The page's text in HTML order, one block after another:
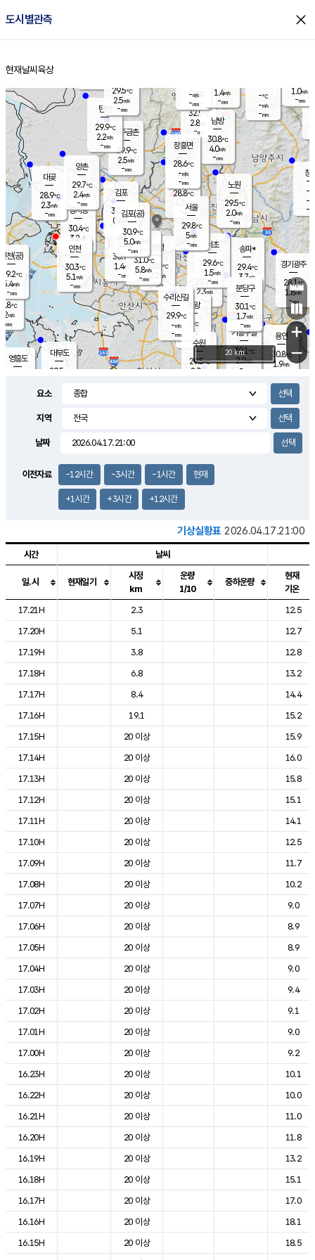
도시별관측 close
홈
현재날씨 육상
의도
℃
m/s
mm
영흥도
양주
32.9℃
2.8
-mm
과천
29.1℃
2.3m/s
- mm
용인
30.8℃
1.9m/s
경기광주
28.1℃
1.8m/s
-mm
3.7m/s
대부도
29.5
경서동
30.4℃
3.2 m/s
-mm
파주금촌
29.9℃
2.5m/s
-mm
-℃
-m/s
-mm
대곶
28.9℃
2.3m/s
-mm
창
-
-m/
-
탄현
29.9℃
2.2m/s
-mm
1.0m/s
-mm
의왕
- ℃
m/s
mm
김포
30.6℃
0.6 m/s
mm
광명
30.6 ℃
2.2 m/s
-mm
부천
30.9℃
1.4m/s
-mm
양촌
29.7℃
2.4m/s
-mm
구로
31.0℃
5.8m/s
-mm
은평
28.8℃
4.3 m/s
- mm
노원
29.5℃
2.0m/s
-mm
송파*
29.4℃
3.7m/s
-mm
서초
29.6℃
1.5m/s
-mm
남방
30.8℃
4.0m/s
-mm
기흥구갈
30.1℃
2.9m/s
-
수리산길
29.9℃
-m/s
-mm
분당구
30.1℃
1.7m/s
-mm
장흥면
28.6℃
-m/s
-mm
-m/s
-mm
인천(공)
29.2℃
5.4m/s
-mm
김포(공)
30.9℃
5.0m/s
-mm
수원
29.5℃
2.7 m/s
인천
30.3℃
5.1 m/s
-mm
서울
29.8℃
5m/s
-mm
29.5℃
2.5m/s
-mm
1.4m/s
-mm
+
−
20 km
요소
지역
날짜
이전자료 -12시간 -3시간 -1시간 현재
+1시간 +3시간 +12시간
기상실황표 2026.04.17.21:00
도시별 기상실황표로 지점, 날씨, 기온, 강수, 바람, 기압등을 안내한 표입
시간 날씨
일.시 현재일기
시정
km
운량
1/10
중하운량
현재
기온
17.21H
2.3
12.5
17.20H
5.1
12.7
17.19H
3.8
12.8
17.18H
6.8
13.2
17.17H
8.4
14.4
17.16H
19.1
15.2
17.15H
20 이상
15.9
17.14H
20 이상
16.0
17.13H
20 이상
15.8
17.12H
20 이상
15.1
17.11H
20 이상
14.1
17.10H
20 이상
12.5
17.09H
20 이상
11.7
17.08H
20 이상
10.2
17.07H
20 이상
9.0
17.06H
20 이상
8.9
17.05H
20 이상
8.9
17.04H
20 이상
9.0
17.03H
20 이상
9.4
17.02H
20 이상
9.1
17.01H
20 이상
9.0
17.00H
20 이상
9.2
16.23H
20 이상
10.1
16.22H
20 이상
10.0
16.21H
20 이상
11.0
16.20H
20 이상
11.8
16.19H
20 이상
13.2
16.18H
20 이상
15.1
16.17H
20 이상
17.0
16.16H
20 이상
18.1
16.15H
20 이상
18.5